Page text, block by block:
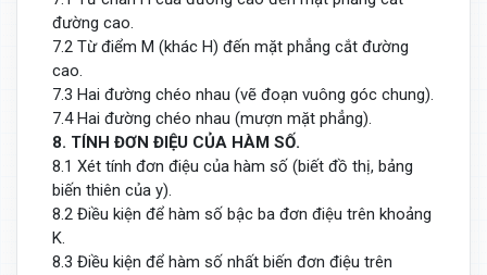
đường cao.
7.2 Từ điểm M (khác H) đến mặt phẳng cắt đường
cao.
7.3 Hai đường chéo nhau (vẽ đoạn vuông góc chung).
7.4 Hai đường chéo nhau (mượn mặt phẳng).
8. TÍNH ĐƠN ĐIỆU CỦA HÀM SỐ.
8.1 Xét tính đơn điệu của hàm số (biết đồ thị, bảng
biến thiên của y).
8.2 Điều kiện để hàm số bậc ba đơn điệu trên khoảng
K.
8.3 Điều kiện để hàm số nhất biến đơn điệu trên